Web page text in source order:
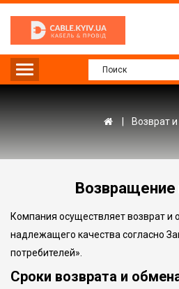
Возврат
Возвращение
Компания осуществляет возврат и
надлежащего качества согласно
потребителей».
Сроки возврата и